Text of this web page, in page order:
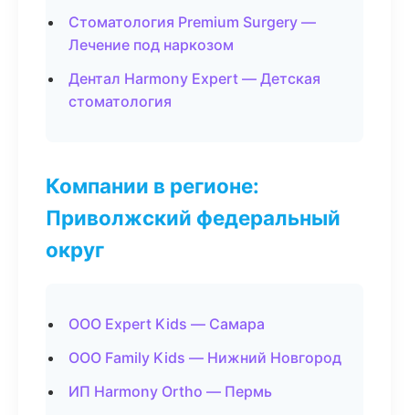
Стоматология Premium Surgery —
Лечение под наркозом
Дентал Harmony Expert — Детская
стоматология
Компании в регионе:
Приволжский федеральный
округ
ООО Expert Kids — Самара
ООО Family Kids — Нижний Новгород
ИП Harmony Ortho — Пермь